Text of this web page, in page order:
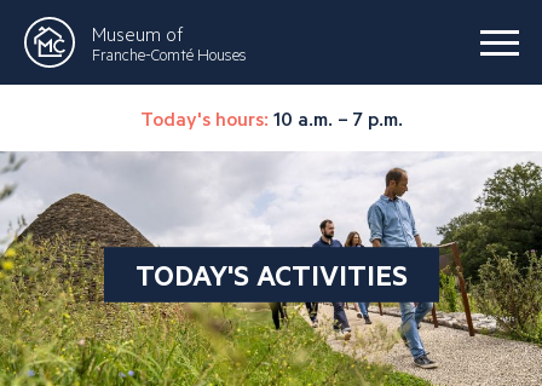
Museum of
Franche-Comté Houses
Today's hours: 10 a.m. – 7 p.m.
TODAY'S ACTIVITIES